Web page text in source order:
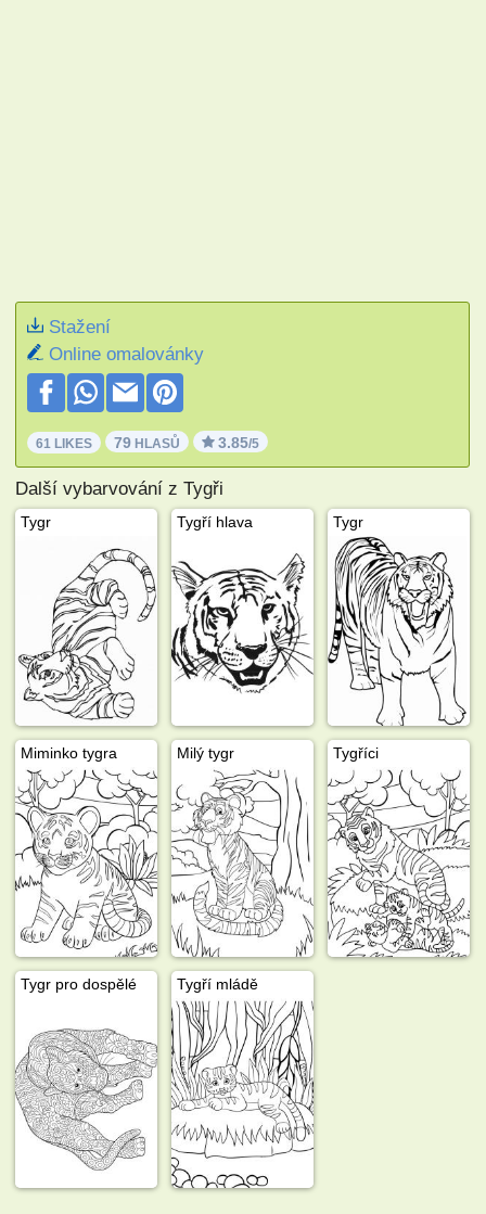
Stažení
Online omalovánky
61 LIKES 79 HLASŮ 3.85/5
Další vybarvování z Tygři
Tygr Tygří hlava Tygr
Miminko tygra Milý tygr Tygříci
Tygr pro dospělé Tygří mládě